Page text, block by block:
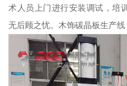
术人员上门进行安装调试，培
无后顾之忧。木饰碳晶板生产